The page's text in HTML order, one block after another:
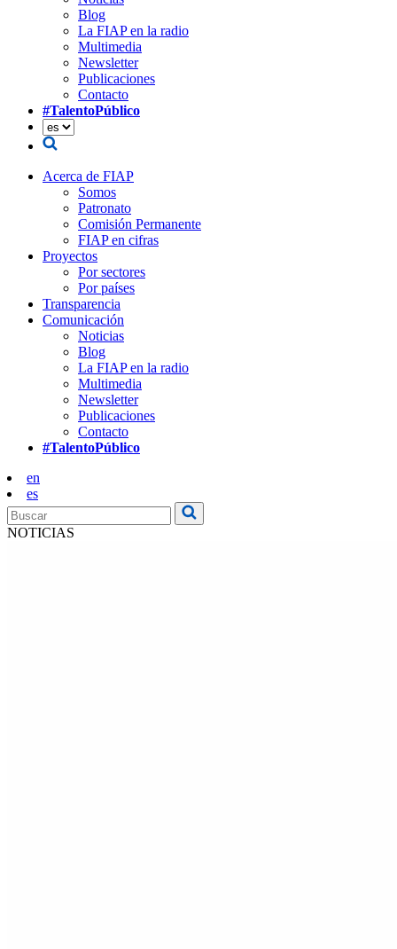
Blog
La FIAP en la radio
Multimedia
Newsletter
Publicaciones
Contacto
#TalentoPúblico
Acerca de FIAP
Somos
Patronato
Comisión Permanente
FIAP en cifras
Proyectos
Por sectores
Por países
Transparencia
Comunicación
Noticias
Blog
La FIAP en la radio
Multimedia
Newsletter
Publicaciones
Contacto
#TalentoPúblico
en
es
NOTICIAS